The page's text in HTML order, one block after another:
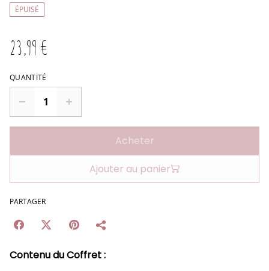
ÉPUISÉ
23,99 €
QUANTITÉ
Acheter
Ajouter au panier
PARTAGER
Contenu du Coffret :